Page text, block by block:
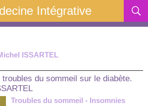
Intégrative
ISSARTEL
troubles du sommeil sur le diabète.
Troubles du sommeil - Insomnies